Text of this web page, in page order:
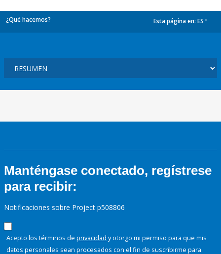
¿Qué hacemos? Esta página en: ES
Manténgase conectado, regístrese
para recibir:
Notificaciones sobre Project p508806
Acepto los términos de privacidad y otorgo mi permiso para que mis
datos personales sean procesados con el fin de suscribirme para